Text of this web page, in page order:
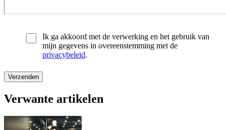
Ik ga akkoord met de verwerking en het gebruik van
mijn gegevens in overeenstemming met de
privacybeleid.
Verwante artikelen